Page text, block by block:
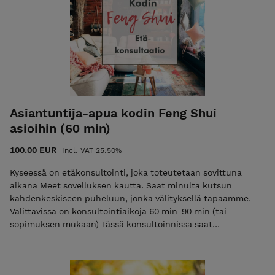
pilareita kutsutaan myös kohtalon pilareiksi, koska ne
pysyvät muuttumattomana läpi elämän, joskin erilaisia
painopisteitä kartalla tulee iän mukana sekä ajanjaksojen
vaikutuksista eri vuosina. Kohtalonpilareiden lisäksi katson
sen hetkistä 10 vuoden onnenpilaria ja sen vaikutuksia sekä
annan lyhyen katsauksen siitä miten kuluva vuosi vaikuttaa
sinuun. Etätulkinnan lisäksi saat itsellesi PDF tiedostona
Asiantuntija-apua kodin Feng Shui
asioihin (60 min)
100.00 EUR Incl. VAT 25.50%
Kyseessä on etäkonsultointi, joka toteutetaan sovittuna
aikana Meet sovelluksen kautta. Saat minulta kutsun
kahdenkeskiseen puheluun, jonka välityksellä tapaamme.
Valittavissa on konsultointiaikoja 60 min-90 min (tai
sopimuksen mukaan) Tässä konsultoinnissa saat
millaisia asioita niillä alueilla tulisi ottaa huomioon.